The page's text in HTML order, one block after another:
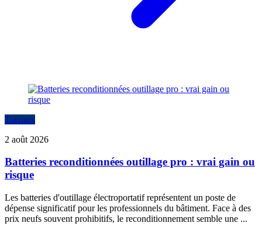
Travaux
2 août 2026
Batteries reconditionnées outillage pro : vrai gain ou
risque
Les batteries d'outillage électroportatif représentent un poste de
dépense significatif pour les professionnels du bâtiment. Face à des
prix neufs souvent prohibitifs, le reconditionnement semble une ...